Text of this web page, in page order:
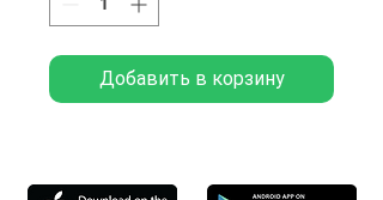
Добавить в корзину